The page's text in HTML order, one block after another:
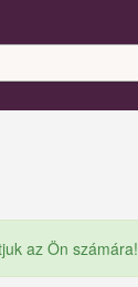
az Ön számára!